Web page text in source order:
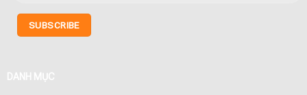
DANH MỤC